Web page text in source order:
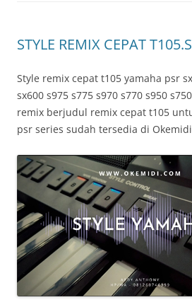
STYLE REMIX CEPAT
Style remix cepat t105 yamaha psr
sx600 s975 s775 s970 s770 s950
remix berjudul remix cepat t105
psr series sudah tersedia di